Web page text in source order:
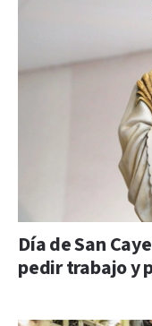
Día de San
pedir trabajo y